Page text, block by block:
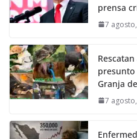
prensa
7
presunto
Granja
7